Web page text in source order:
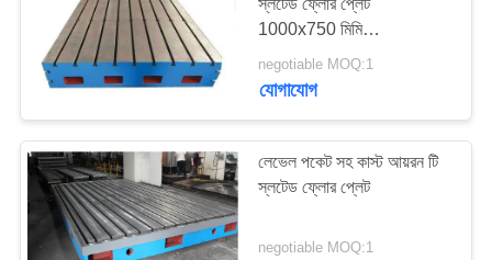
গ্রানাইট পরিমাপ সরঞ্জাম
স্লটেড ফ্লোর প্লেট
1000x750 মিমি
1000x1000 মিমি
negotiable MOQ:1
যোগাযোগ
লেভেল পকেট সহ কাস্ট আয়রন টি
স্লটেড ফ্লোর প্লেট
negotiable MOQ:1